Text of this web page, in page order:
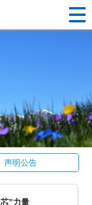
声明公告
”力量